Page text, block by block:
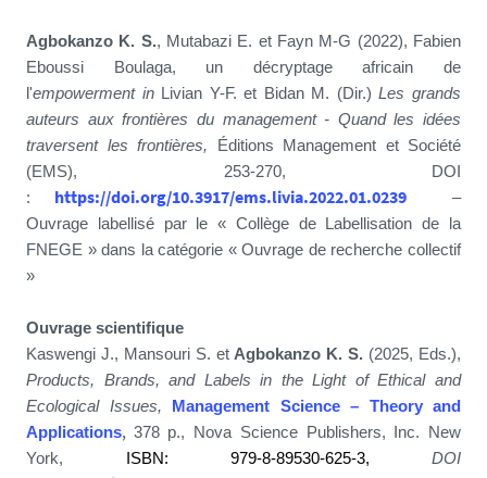
Agbokanzo K. S., Mutabazi E. et Fayn M-G (2022), Fabien
Eboussi Boulaga, un décryptage africain de
l'empowerment inLivian Y-F. et Bidan M. (Dir.)Les grands
auteurs aux frontières du management - Quand les idées
traversent les frontières, Éditions Management et Société
(EMS), 253-270, DOI
: https://doi.org/10.3917/ems.livia.2022.01.0239
–
Ouvrage labellisé par le « Collège de Labellisation de la
FNEGE » dans la catégorie « Ouvrage de recherche collectif
»
Ouvrage scientifique
Kaswengi J., Mansouri S. et Agbokanzo K. S. (2025, Eds.),
Products, Brands, and Labels in the Light of Ethical and
Ecological Issues,
Management Science – Theory and
Applications, 378 p., Nova Science Publishers, Inc. New
York,
ISBN: 979-8-89530-625-3,
DOI